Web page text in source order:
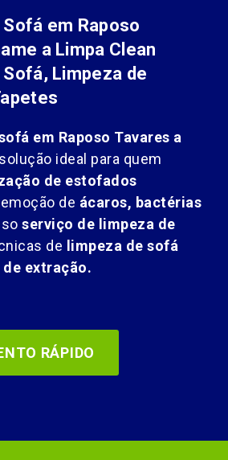
em Raposo
a Limpa Clean
Limpeza de
em Raposo Tavares a
ideal para quem
de estofados
de ácaros, bactérias
serviço de limpeza de
de limpeza de sofá
extração.
RÁPIDO